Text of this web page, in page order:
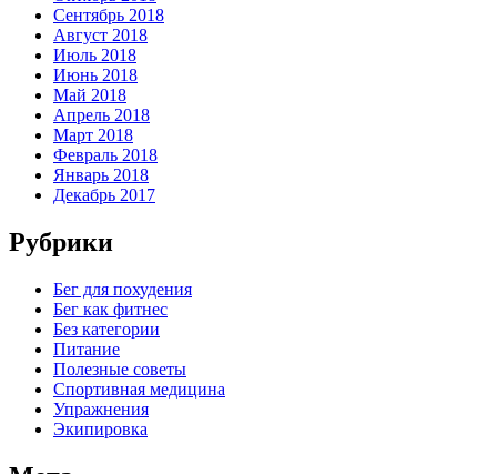
Сентябрь 2018
Август 2018
Июль 2018
Июнь 2018
Май 2018
Апрель 2018
Март 2018
Февраль 2018
Январь 2018
Декабрь 2017
Рубрики
Бег для похудения
Бег как фитнес
Без категории
Питание
Полезные советы
Спортивная медицина
Упражнения
Экипировка